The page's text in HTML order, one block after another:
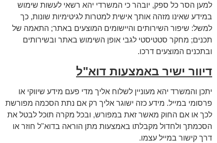
למען הסר כל ספק, יובהר כי המשרדי יהא רשאי לעשות שימוש
במידע שאינו מזהה אותך אישית למטרות לגיטימיות שונות, כך
למשל: שיפור השירותים והיישומים המוצעים באתר; התאמה של
תכנים; מחקר סטטיסטי לגבי אופן השימוש באתר ובשירותים
ובתכנים המוצעים דרכו.
דיוור ישיר באמצעות דוא"ל
יתכן והמשרד יהא מעוניין לשלוח אליך מדי פעם מידע שיווקי או
פרסומי במייל. מידע כזה ישוגר אליך רק אם נתת הסכמה מפורשת
לכך או אם החוק מאשר זאת במפורש, ובכל מקרה תוכל לבטל את
הסכמתך ולחדול מקבלתו באמצעות מתן הוראה בדוא"ל חוזר או
דרך קישור במייל עצמו.